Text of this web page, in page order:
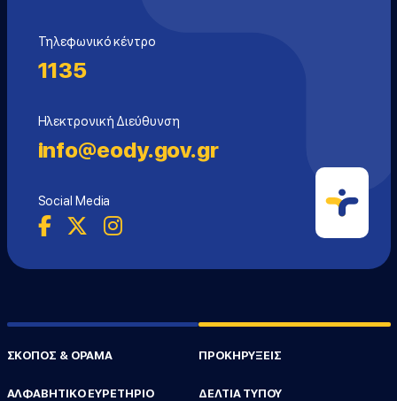
Τηλεφωνικό κέντρο
1135
Ηλεκτρονική Διεύθυνση
info@eody.gov.gr
Social Media
ΣΚΟΠΟΣ & ΟΡΑΜΑ
ΑΛΦΑΒΗΤΙΚΟ ΕΥΡΕΤΗΡΙΟ
ΠΡΟΚΗΡΥΞΕΙΣ
ΔΕΛΤΙΑ ΤΥΠΟΥ